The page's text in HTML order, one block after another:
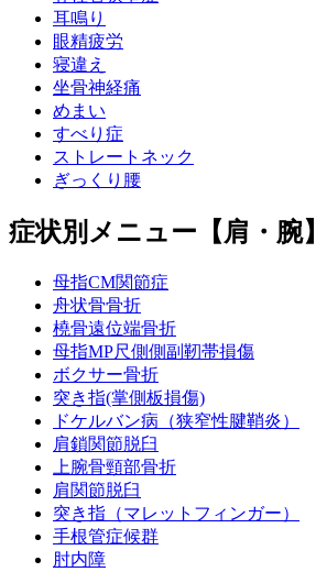
耳鳴り
眼精疲労
寝違え
坐骨神経痛
めまい
すべり症
ストレートネック
ぎっくり腰
症状別メニュー【肩・腕】
母指CM関節症
舟状骨骨折
橈骨遠位端骨折
母指MP尺側側副靭帯損傷
ボクサー骨折
突き指(掌側板損傷)
ドケルバン病（狭窄性腱鞘炎）
肩鎖関節脱臼
上腕骨頸部骨折
肩関節脱臼
突き指（マレットフィンガー）
手根管症候群
肘内障